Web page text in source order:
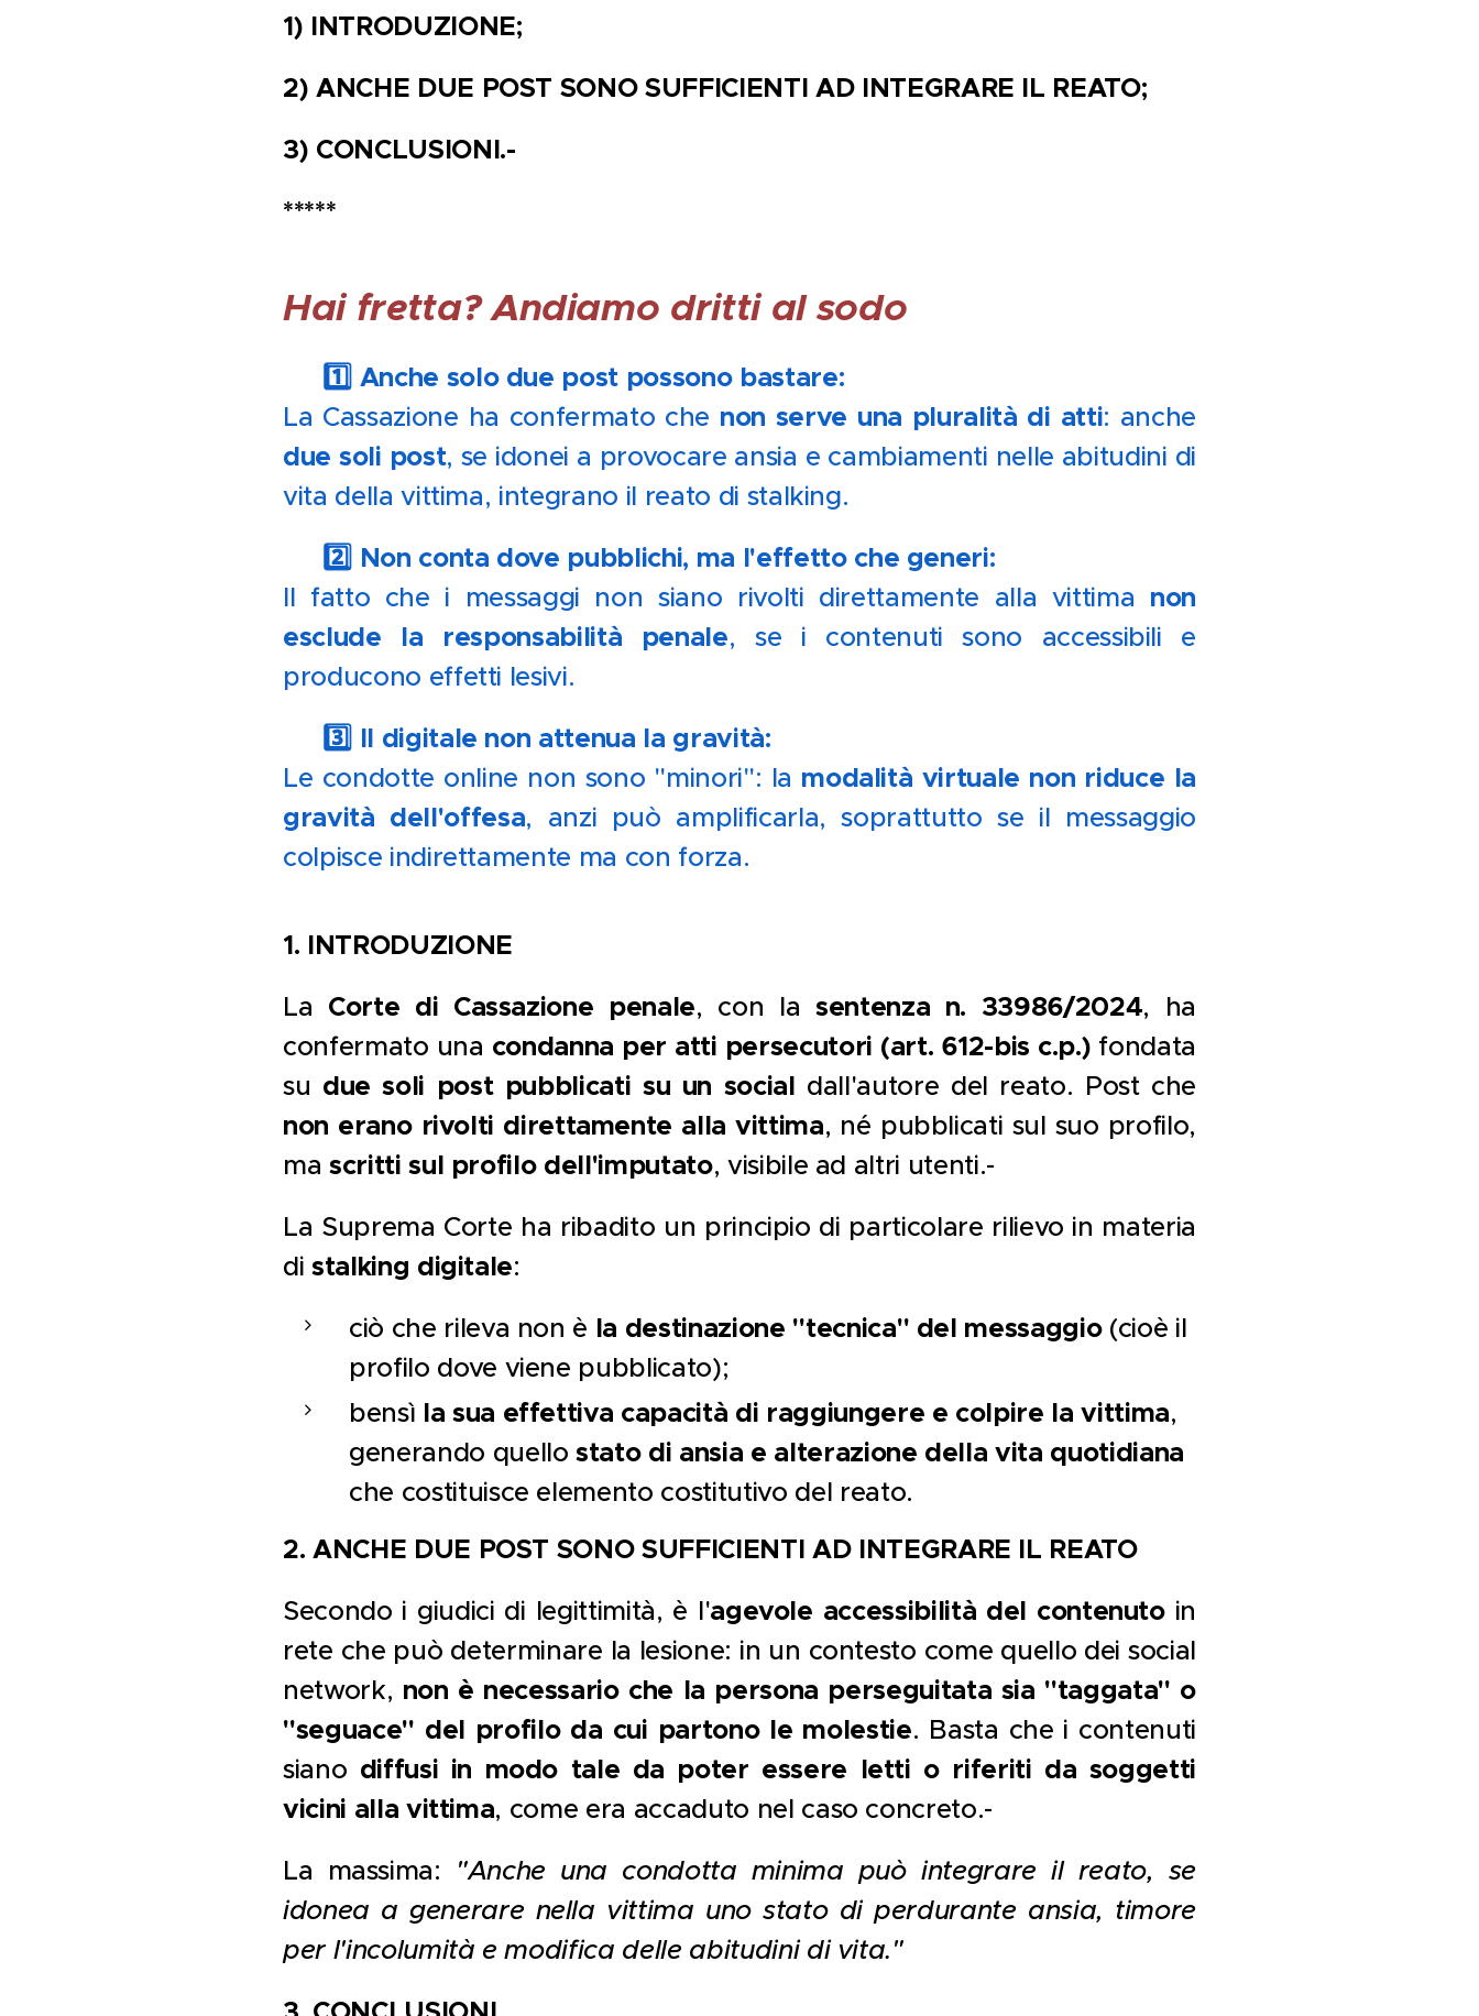
1) INTRODUZIONE;
2) ANCHE DUE POST SONO SUFFICIENTI AD INTEGRARE IL REATO;
3) CONCLUSIONI.-
*****
Hai fretta? Andiamo dritti al sodo
1️⃣ Anche solo due post possono bastare:
La Cassazione ha confermato che non serve una pluralità di atti: anche
due soli post, se idonei a provocare ansia e cambiamenti nelle abitudini di
vita della vittima, integrano il reato di stalking.
2️⃣ Non conta dove pubblichi, ma l'effetto che generi:
Il fatto che i messaggi non siano rivolti direttamente alla vittima non
esclude la responsabilità penale, se i contenuti sono accessibili e
producono effetti lesivi.
3️⃣ Il digitale non attenua la gravità:
Le condotte online non sono "minori": la modalità virtuale non riduce la
gravità dell'offesa, anzi può amplificarla, soprattutto se il messaggio
colpisce indirettamente ma con forza.
1. INTRODUZIONE
La Corte di Cassazione penale, con la sentenza n. 33986/2024, ha
confermato una condanna per atti persecutori (art. 612-bis c.p.) fondata
su due soli post pubblicati su un social dall'autore del reato. Post che
non erano rivolti direttamente alla vittima, né pubblicati sul suo profilo,
ma scritti sul profilo dell'imputato, visibile ad altri utenti.-
La Suprema Corte ha ribadito un principio di particolare rilievo in materia
di stalking digitale:
ciò che rileva non è la destinazione "tecnica" del messaggio(cioè il
profilo dove viene pubblicato);
bensì la sua effettiva capacità di raggiungere e colpire la vittima,
generando quellostato di ansia e alterazione della vita quotidiana
che costituisce elemento costitutivo del reato.
2. ANCHE DUE POST SONO SUFFICIENTI AD INTEGRARE IL REATO
Secondo i giudici di legittimità, è l'agevole accessibilità del contenutoin
rete che può determinare la lesione: in un contesto come quello dei social
network, non è necessario che la persona perseguitata sia "taggata" o
"seguace" del profilo da cui partono le molestie. Basta che i contenuti
siano diffusi in modo tale da poter essere letti o riferiti da soggetti
vicini alla vittima, come era accaduto nel caso concreto.-
La massima: "Anche una condotta minima può integrare il reato, se
idonea a generare nella vittima uno stato di perdurante ansia, timore
per l'incolumità e modifica delle abitudini di vita."